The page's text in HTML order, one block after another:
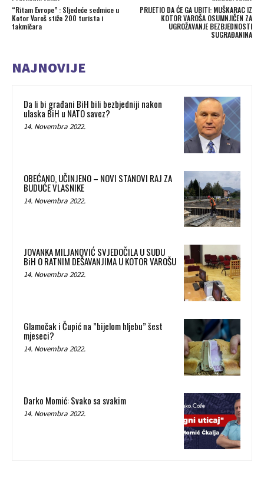
“Ritam Evrope” : Sljedeće sedmice u
Kotor Varoš stiže 200 turista i
takmičara
PRIJETIO DA ĆE GA UBITI: MUŠKARAC IZ
KOTOR VAROŠA OSUMNJIČEN ZA
UGROŽAVANJE BEZBJEDNOSTI
SUGRAĐANINA
NAJNOVIJE
Da li bi građani BiH bili bezbjedniji nakon
ulaska BiH u NATO savez?
14. Novembra 2022.
OBEĆANO, UČINJENO – NOVI STANOVI RAJ ZA
BUDUĆE VLASNIKE
14. Novembra 2022.
JOVANKA MILJANOVIĆ SVJEDOČILA U SUDU
BiH O RATNIM DEŠAVANJIMA U KOTOR VAROŠU
14. Novembra 2022.
Glamočak i Čupić na ”bijelom hljebu” šest
mjeseci?
14. Novembra 2022.
Darko Momić: Svako sa svakim
14. Novembra 2022.